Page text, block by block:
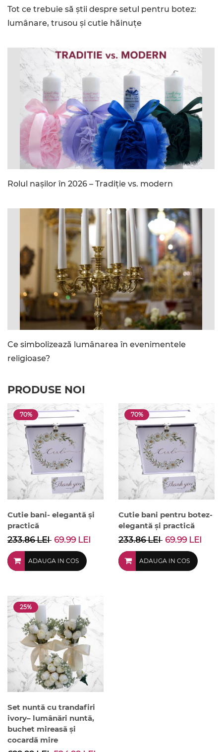
Tot ce trebuie să știi despre setul pentru botez:
lumânare, trusou și cutie hăinuțe
Rolul nașilor în 2026 – Tradiție vs. modern
Ce simbolizează lumânarea în evenimentele
religioase?
PRODUSE NOI
70%
Cutie bani- elegantă și
practică
233.86 LEI 69.99 LEI
ADAUGA IN COS
70%
Cutie bani pentru botez-
elegantă și practică
233.86 LEI 69.99 LEI
ADAUGA IN COS
25%
Set nuntă cu trandafiri
ivory– lumânări nuntă,
buchet mireasă și
cocardă mire